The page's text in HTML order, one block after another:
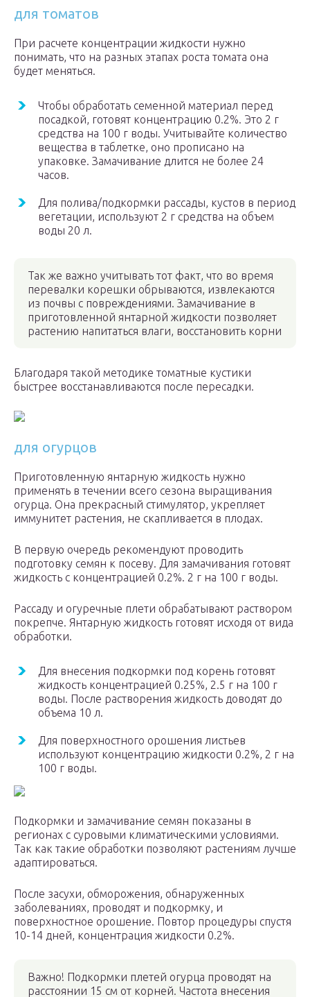
для томатов
При расчете концентрации жидкости нужно
понимать, что на разных этапах роста томата она
будет меняться.
Чтобы обработать семенной материал перед
посадкой, готовят концентрацию 0.2%. Это 2 г
средства на 100 г воды. Учитывайте количество
вещества в таблетке, оно прописано на
упаковке. Замачивание длится не более 24
часов.
Для полива/подкормки рассады, кустов в период
вегетации, используют 2 г средства на объем
воды 20 л.
Так же важно учитывать тот факт, что во время
перевалки корешки обрываются, извлекаются
из почвы с повреждениями. Замачивание в
приготовленной янтарной жидкости позволяет
растению напитаться влаги, восстановить корни
Благодаря такой методике томатные кустики
быстрее восстанавливаются после пересадки.
для огурцов
Приготовленную янтарную жидкость нужно
применять в течении всего сезона выращивания
огурца. Она прекрасный стимулятор, укрепляет
иммунитет растения, не скапливается в плодах.
В первую очередь рекомендуют проводить
подготовку семян к посеву. Для замачивания готовят
жидкость с концентрацией 0.2%. 2 г на 100 г воды.
Рассаду и огуречные плети обрабатывают раствором
покрепче. Янтарную жидкость готовят исходя от вида
обработки.
Для внесения подкормки под корень готовят
жидкость концентрацией 0.25%, 2.5 г на 100 г
воды. После растворения жидкость доводят до
объема 10 л.
Для поверхностного орошения листьев
используют концентрацию жидкости 0.2%, 2 г на
100 г воды.
Подкормки и замачивание семян показаны в
регионах с суровыми климатическими условиями.
Так как такие обработки позволяют растениям лучше
адаптироваться.
После засухи, обморожения, обнаруженных
заболеваниях, проводят и подкормку, и
поверхностное орошение. Повтор процедуры спустя
10-14 дней, концентрация жидкости 0.2%.
Важно! Подкормки плетей огурца проводят на
расстоянии 15 см от корней. Частота внесения